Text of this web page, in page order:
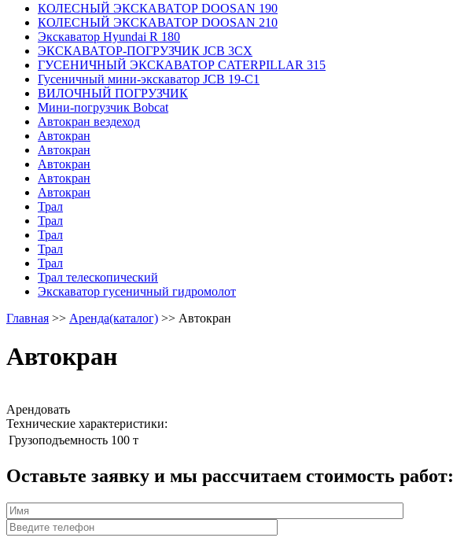
КОЛЕСНЫЙ ЭКСКАВАТОР DOOSAN 190
КОЛЕСНЫЙ ЭКСКАВАТОР DOOSAN 210
Экскаватор Hyundai R 180
ЭКСКАВАТОР-ПОГРУЗЧИК JCB 3CX
ГУСЕНИЧНЫЙ ЭКСКАВАТОР CATERPILLAR 315
Гусеничный мини-экскаватор JCB 19-C1
ВИЛОЧНЫЙ ПОГРУЗЧИК
Мини-погрузчик Bobcat
Автокран вездеход
Автокран
Автокран
Автокран
Автокран
Автокран
Трал
Трал
Трал
Трал
Трал
Трал телескопический
Экскаватор гусеничный гидромолот
Главная >> Аренда(каталог) >> Автокран
Автокран
Арендовать
Технические характеристики:
Грузоподъемность 100 т
Оставьте заявку и мы рассчитаем стоимость работ:
Имя
Телефон*